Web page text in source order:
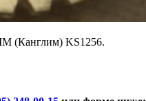
(Канглим) KS1256.